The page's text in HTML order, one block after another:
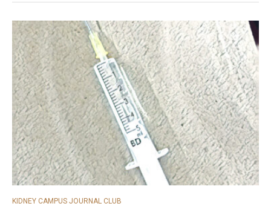
CATEGORIES
KIDNEY CAMPUS JOURNAL CLUB